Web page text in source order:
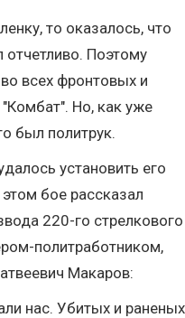
то оказалось, что
отчетливо. Поэтому
всех фронтовых и
Но, как уже
был политрук.
установить его
бое рассказал
220-го стрелкового
политработником,
Макаров:
нас. Убитых и раненых